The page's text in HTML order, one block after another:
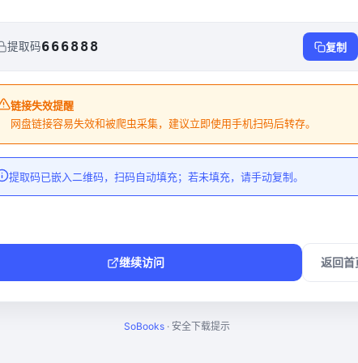
提取码666888 复制
链接失效提醒
网盘链接容易失效和被爬虫采集，建议立即使用手机扫码后转存。
提取码已嵌入二维码，扫码自动填充；若未填充，请手动复制。
继续访问 返回首
SoBooks· 安全下载提示